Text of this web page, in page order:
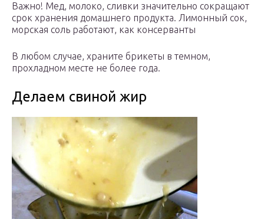
Важно! Мед, молоко, сливки значительно сокращают
срок хранения домашнего продукта. Лимонный сок,
морская соль работают, как консерванты
В любом случае, храните брикеты в темном,
прохладном месте не более года.
Делаем свиной жир